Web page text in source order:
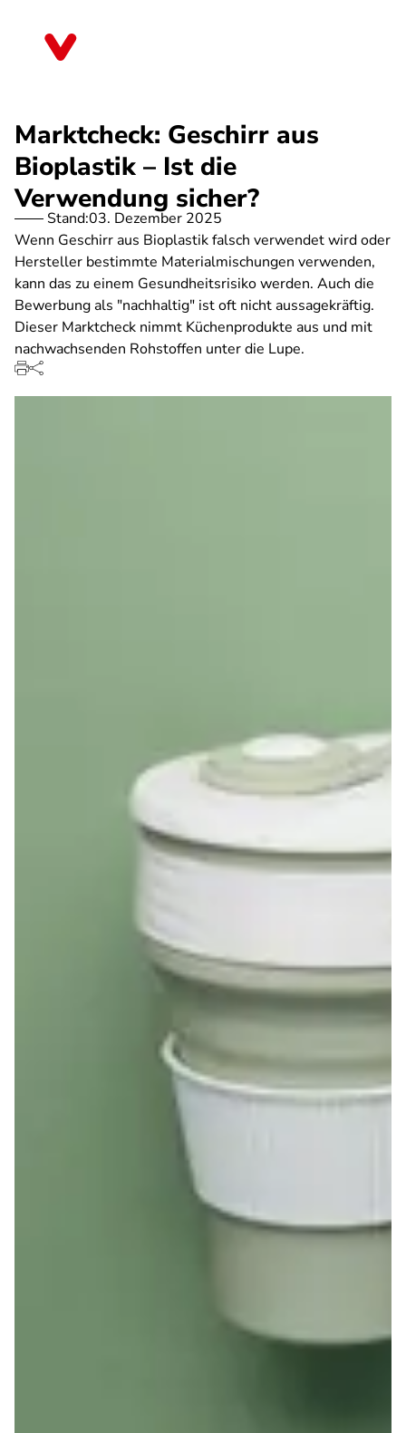
Marktcheck: Geschirr aus
Bioplastik – Ist die
Verwendung sicher?
Stand:03. Dezember 2025
Wenn Geschirr aus Bioplastik falsch verwendet wird oder
Hersteller bestimmte Materialmischungen verwenden,
kann das zu einem Gesundheitsrisiko werden. Auch die
Bewerbung als "nachhaltig" ist oft nicht aussagekräftig.
Dieser Marktcheck nimmt Küchenprodukte aus und mit
nachwachsenden Rohstoffen unter die Lupe.